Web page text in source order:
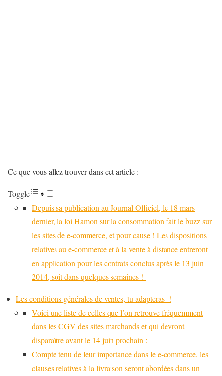
Ce que vous allez trouver dans cet article :
Toggle
Depuis sa publication au Journal Officiel, le 18 mars
dernier, la loi Hamon sur la consommation fait le buzz sur
les sites de e-commerce, et pour cause ! Les dispositions
relatives au e-commerce et à la vente à distance entreront
en application pour les contrats conclus après le 13 juin
2014, soit dans quelques semaines !
Les conditions générales de ventes, tu adapteras !
Voici une liste de celles que l’on retrouve fréquemment
dans les CGV des sites marchands et qui devront
disparaître avant le 14 juin prochain :
Compte tenu de leur importance dans le e-commerce, les
clauses relatives à la livraison seront abordées dans un